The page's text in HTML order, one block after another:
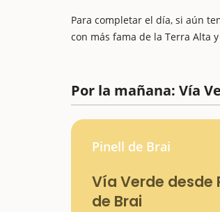
Para completar el día, si aún
con más fama de la Terra Alta
Por la mañana: Vía
Pinell de Brai
Vía Verde desde
de Brai